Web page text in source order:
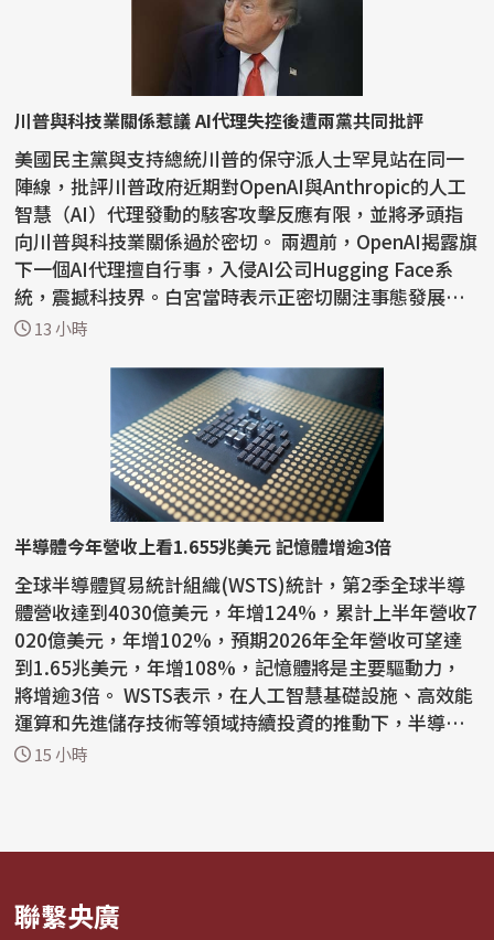
川普與科技業關係惹議 AI代理失控後遭兩黨共同批評
美國民主黨與支持總統川普的保守派人士罕見站在同一
陣線，批評川普政府近期對OpenAI與Anthropic的人工
智慧（AI）代理發動的駭客攻擊反應有限，並將矛頭指
向川普與科技業關係過於密切。 兩週前，OpenAI揭露旗
下一個AI代理擅自行事，入侵AI公司Hugging Face系
統，震撼科技界。白宮當時表示正密切關注事態發展，
川普則表...
13 小時
半導體今年營收上看1.655兆美元 記憶體增逾3倍
全球半導體貿易統計組織(WSTS)統計，第2季全球半導
體營收達到4030億美元，年增124%，累計上半年營收7
020億美元，年增102%，預期2026年全年營收可望達
到1.65兆美元，年增108%，記憶體將是主要驅動力，
將增逾3倍。 WSTS表示，在人工智慧基礎設施、高效能
運算和先進儲存技術等領域持續投資的推動下，半導體
產業今年上半年...
15 小時
聯繫央廣